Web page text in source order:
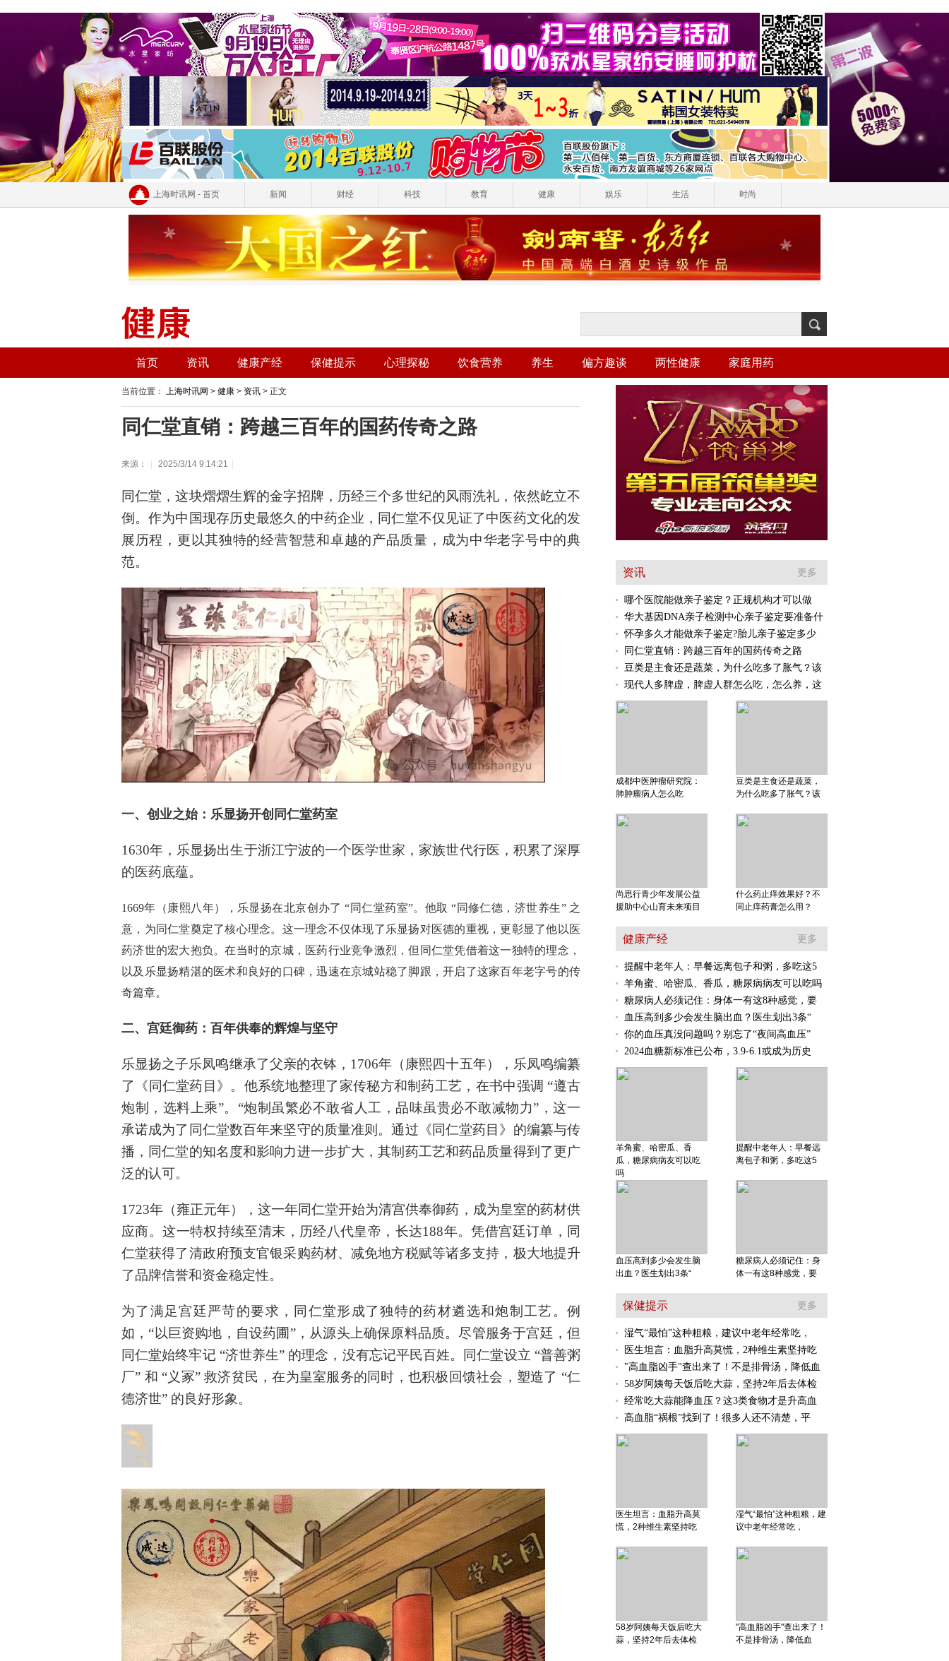
上海时讯网 - 首页 新闻 财经 科技 教育 健康 娱乐 生活 时尚
首页 资讯 健康产经 保健提示 心理探秘 饮食营养 养生 偏方趣谈 两性健康 家庭用药
当前位置： 上海时讯网 > 健康 > 资讯 > 正文
同仁堂直销：跨越三百年的国药传奇之路
来源： 2025/3/14 9:14:21
同仁堂，这块熠熠生辉的金字招牌，历经三个多世纪的风雨洗礼，依然屹立不
倒。作为中国现存历史最悠久的中药企业，同仁堂不仅见证了中医药文化的发
展历程，更以其独特的经营智慧和卓越的产品质量，成为中华老字号中的典
范。
一、创业之始：乐显扬开创同仁堂药室
1630年，乐显扬出生于浙江宁波的一个医学世家，家族世代行医，积累了深厚
的医药底蕴。
1669年（康熙八年），乐显扬在北京创办了 “同仁堂药室”。他取 “同修仁德，济世养生” 之
意，为同仁堂奠定了核心理念。这一理念不仅体现了乐显扬对医德的重视，更彰显了他以医
药济世的宏大抱负。在当时的京城，医药行业竞争激烈，但同仁堂凭借着这一独特的理念，
以及乐显扬精湛的医术和良好的口碑，迅速在京城站稳了脚跟，开启了这家百年老字号的传
奇篇章。
二、 宫廷御药：百年供奉的辉煌与坚守
乐显扬之子乐凤鸣继承了父亲的衣钵，1706年（康熙四十五年），乐凤鸣编纂
了《同仁堂药目》。他系统地整理了家传秘方和制药工艺，在书中强调 “遵古
炮制，选料上乘”。“炮制虽繁必不敢省人工，品味虽贵必不敢减物力”，这一
承诺成为了同仁堂数百年来坚守的质量准则。通过《同仁堂药目》的编纂与传
播，同仁堂的知名度和影响力进一步扩大，其制药工艺和药品质量得到了更广
泛的认可。
1723年（雍正元年），这一年同仁堂开始为清宫供奉御药，成为皇室的药材供
应商。这一特权持续至清末，历经八代皇帝，长达188年。凭借宫廷订单，同
仁堂获得了清政府预支官银采购药材、减免地方税赋等诸多支持，极大地提升
了品牌信誉和资金稳定性。
为了满足宫廷严苛的要求，同仁堂形成了独特的药材遴选和炮制工艺。例
如，“以巨资购地，自设药圃”，从源头上确保原料品质。尽管服务于宫廷，但
同仁堂始终牢记 “济世养生” 的理念，没有忘记平民百姓。同仁堂设立 “普善粥
厂” 和 “义冢” 救济贫民，在为皇室服务的同时，也积极回馈社会，塑造了 “仁
德济世” 的良好形象。
资讯 更多
哪个医院能做亲子鉴定？正规机构才可以做
华大基因DNA亲子检测中心亲子鉴定要准备什
怀孕多久才能做亲子鉴定?胎儿亲子鉴定多少
同仁堂直销：跨越三百年的国药传奇之路
豆类是主食还是蔬菜，为什么吃多了胀气？该
现代人多脾虚，脾虚人群怎么吃，怎么养，这
豆类是主食还是蔬菜，
为什么吃多了胀气？该
成都中医肿瘤研究院：
肺肿瘤病人怎么吃
什么药止痒效果好？不
同止痒药膏怎么用？
尚思行青少年发展公益
援助中心山育未来项目
健康产经 更多
提醒中老年人：早餐远离包子和粥，多吃这5
羊角蜜、哈密瓜、香瓜，糖尿病病友可以吃吗
糖尿病人必须记住：身体一有这8种感觉，要
血压高到多少会发生脑出血？医生划出3条“
你的血压真没问题吗？别忘了“夜间高血压”
2024血糖新标准已公布，3.9-6.1或成为历史
提醒中老年人：早餐远
离包子和粥，多吃这5
羊角蜜、哈密瓜、香
瓜，糖尿病病友可以吃
吗
糖尿病人必须记住：身
体一有这8种感觉，要
血压高到多少会发生脑
出血？医生划出3条“
保健提示 更多
湿气“最怕”这种粗粮，建议中老年经常吃，
医生坦言：血脂升高莫慌，2种维生素坚持吃
"高血脂凶手"查出来了！不是排骨汤，降低血
58岁阿姨每天饭后吃大蒜，坚持2年后去体检
经常吃大蒜能降血压？这3类食物才是升高血
高血脂“祸根”找到了！很多人还不清楚，平
湿气“最怕”这种粗粮，建
议中老年经常吃，
医生坦言：血脂升高莫
慌，2种维生素坚持吃
"高血脂凶手"查出来了！
不是排骨汤，降低血
58岁阿姨每天饭后吃大
蒜，坚持2年后去体检